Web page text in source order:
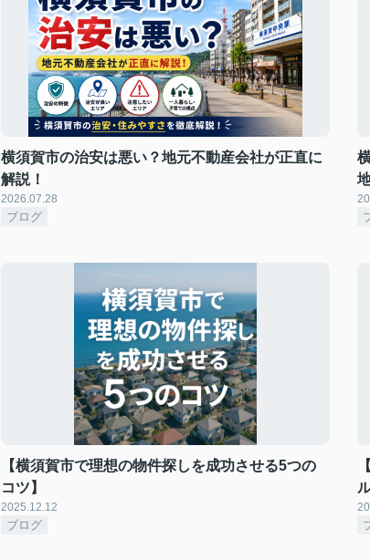
横須賀市の治安は悪い？地元不動産会社が正直に
解説！
2026.07.28
ブログ
【横須賀市で理想の物件探しを成功させる5つの
コツ】
2025.12.12
ブログ